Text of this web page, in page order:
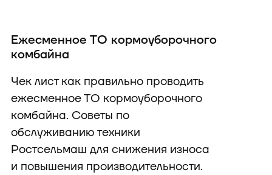
Ежесменное ТО кормоуборочного
комбайна
Чек лист как правильно проводить
ежесменное ТО кормоуборочного
комбайна. Советы по
обслуживанию техники
Ростсельмаш для снижения износа
и повышения производительности.